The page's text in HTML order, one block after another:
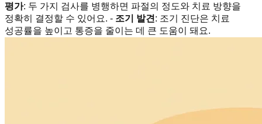
평가: 두 가지 검사를 병행하면 파절의 정도와 치료 방향을
정확히 결정할 수 있어요. - 조기 발견 : 조기 진단은 치료
성공률을 높이고 통증을 줄이는 데 큰 도움이 돼요.